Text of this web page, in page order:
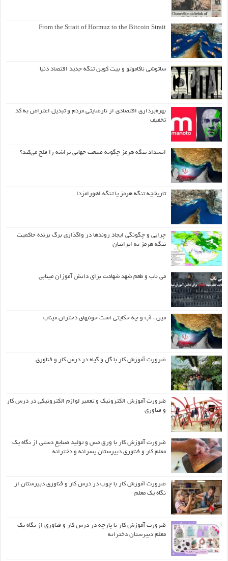
From the Strait of Hormuz to the Bitcoin Strait
ساتوشی ناکاموتو و بیت کوین تنگه جدید اقتصاد دنیا
بهره‌برداری اقتصادی از نارضایتی مردم و تبدیل اعتراض به کد
تخفیف
انسداد تنگه هرمز چگونه صنعت جهانی تراشه را فلج می‌کند؟
تاریخچه تنگه هرمز یا تنگه اهورامزدا
چرایی و چگونگی ایجاد روندها در واگذاری برگ برنده حاکمیت
تنگه هرمز به ایرانیان
می ناب و طعم شهد شهادت برای دانش آموزان مینابی
مین ، آب و چه حکایتی است خونبهای دختران میناب
ضرورت آموزش کار با گل و گیاه در درس کار و فناوری
ضرورت آموزش الکترونیک و تعمیر لوازم الکترونیکی در درس کار
و فناوری
ضرورت آموزش کار با ورق مس و تولید صنایع دستی از نگاه یک
معلم کار و فناوری دبیرستان پسرانه و دخترانه
ضرورت آموزش کار با چوب در درس کار و فناوری دبیرستان از
نگاه یک معلم
ضرورت آموزش کار با پارچه در درس کار و فناوری از نگاه یک
معلم دبیرستان دخترانه